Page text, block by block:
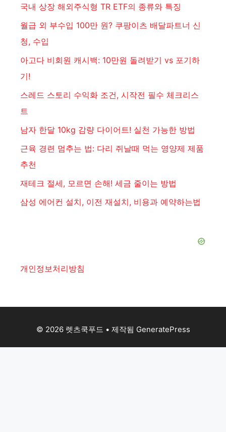
국내 상장 해외주식형 TR ETF의 종류와 특징
월급 외 부수입 100만 원? 쿠팡이츠 배달파트너 신
청, 수입
아고다 비회원 캐시백: 10만원 돌려받기 vs 포기하
기!
스레드 스토리 수익화 조건, 시작전 필수 체크리스
트
남자 한달 10kg 감량 다이어트! 실천 가능한 방법
근육 경련 멈추는 법: 다리 쥐날때 먹는 영양제 제품
추천
재테크 절세, 모르면 손해! 세금 줄이는 방법
삼성 에어컨 설치, 이전 재설치, 비용과 예약하는법
개인정보처리방침
© 2026 렛츠쿡푸드 • 제작됨 GeneratePress